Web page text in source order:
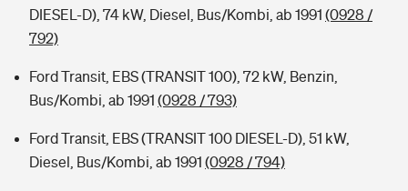
DIESEL-D), 74 kW, Diesel, Bus/Kombi, ab 1991 (0928 /
792)
Ford Transit, EBS (TRANSIT 100), 72 kW, Benzin,
Bus/Kombi, ab 1991 (0928 / 793)
Ford Transit, EBS (TRANSIT 100 DIESEL-D), 51 kW,
Diesel, Bus/Kombi, ab 1991 (0928 / 794)